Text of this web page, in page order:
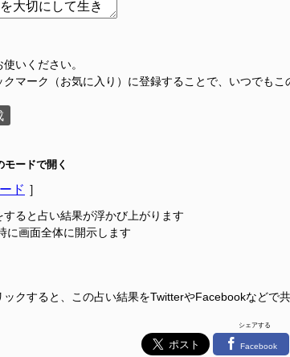
いください。
マーク（お気に入り）に登録することで、いつでもこ
ードで開く
ド ］
ると占い結果が浮かび上がります
に画面全体に開示します
クすると、この占い結果をTwitterやFacebookなどで
シェアする
Facebook